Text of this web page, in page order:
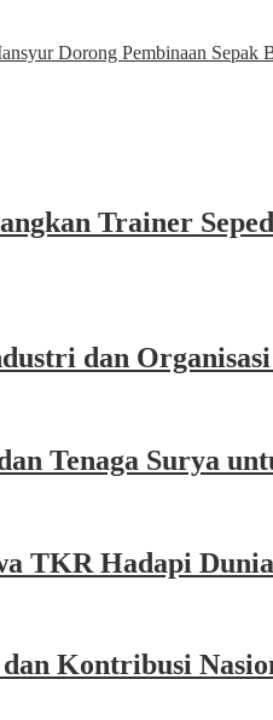
Dorong Pembinaan Sepak
Trainer
dan
Tenaga Surya
TKR Hadapi
Kontribusi